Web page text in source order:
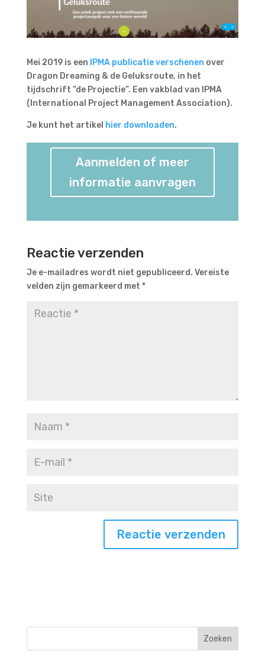
Mei 2019 is een IPMA publicatie verschenen over
Dragon Dreaming & de Geluksroute, in het
tijdschrift “de Projectie”. Een vakblad van IPMA
(International Project Management Association).
Je kunt het artikel hier downloaden.
Aanmelden of meer
informatie aanvragen
Reactie verzenden
Je e-mailadres wordt niet gepubliceerd. Vereiste
velden zijn gemarkeerd met *